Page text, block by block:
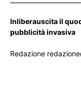
Inliberauscita il
pubblicità invasiva
Redazione